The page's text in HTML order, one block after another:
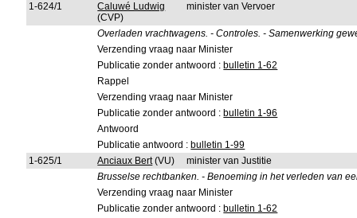
1-624/1
Caluwé Ludwig
(CVP)
minister van Vervoer
Overladen vrachtwagens. - Controles. - Samenwerking
Verzending vraag naar Minister
Publicatie zonder antwoord : bulletin 1-62
Rappel
Verzending vraag naar Minister
Publicatie zonder antwoord : bulletin 1-96
Antwoord
Publicatie antwoord : bulletin 1-99
1-625/1
Anciaux Bert(VU)
minister van Justitie
Brusselse rechtbanken. - Benoeming in het verleden van
Verzending vraag naar Minister
Publicatie zonder antwoord : bulletin 1-62